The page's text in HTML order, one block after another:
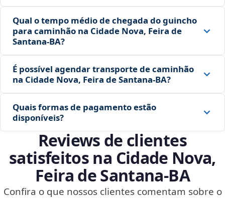
Qual o tempo médio de chegada do guincho
para caminhão na Cidade Nova, Feira de
Santana‑BA?
É possível agendar transporte de caminhão
na Cidade Nova, Feira de Santana‑BA?
Quais formas de pagamento estão
disponíveis?
Reviews de clientes
satisfeitos na Cidade Nova,
Feira de Santana‑BA
Confira o que nossos clientes comentam sobre o